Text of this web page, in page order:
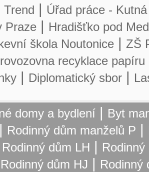
Trend | Úřad práce -
Praze | Hradišťko pod
škola Noutonice | ZŠ
recyklace papíru
| Diplomatický sbor |
domy a bydlení | Byt
| Rodinný dům manželů P |
Rodinný dům LH |
Rodinný dům HJ | Rodinný